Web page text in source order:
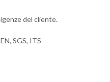
del cliente.
SGS, ITS